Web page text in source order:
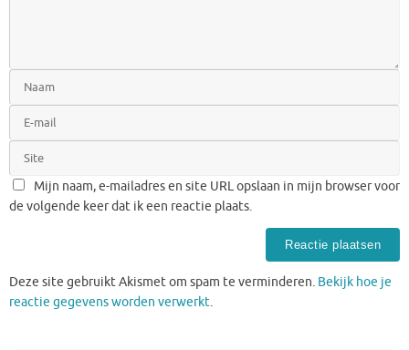
Mijn naam, e-mailadres en site URL opslaan in mijn browser voor
de volgende keer dat ik een reactie plaats.
Deze site gebruikt Akismet om spam te verminderen. Bekijk hoe je
reactie gegevens worden verwerkt.